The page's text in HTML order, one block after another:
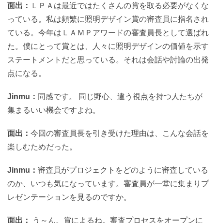
面出： ＬＰＡは最近ではたくさんの賞を取る必要がなくな
っている。私は頻繁に照明デザイン賞の審査員に指名され
ている。今年はＬＡＭＰアワードの審査員長として選ばれ
た。僕にとって賞とは、人々に照明デザインの価値を示す
ステートメントだと思っている。それは会話や討論の出発
点になる。
Jinmu： 同感です。 同じ野心、違う視点を持つ人たちが
集まるいい機会ですよね。
面出： 今回の審査員長を引き受けた理由は、こんな会話を
楽しむためだった。
Jinmu： 審査員がプロジェクトをどのように審査している
のか、いつも気になっています。審査員が一堂に集まりプ
レゼンテーションを見るのですか。
面出： う～ん。賞によるね。審査プロセスをオープンに